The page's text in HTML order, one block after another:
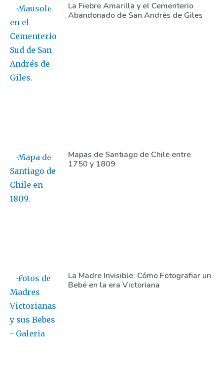
La Fiebre Amarilla y el Cementerio
Abandonado de San Andrés de Giles
Mapas de Santiago de Chile entre
1750 y 1809
La Madre Invisible: Cómo Fotografiar un
Bebé en la era Victoriana